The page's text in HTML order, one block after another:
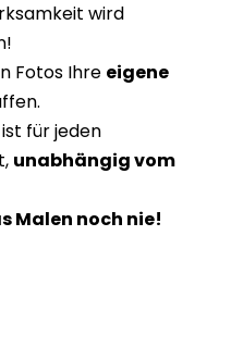
wird
Fotos Ihre eigene
für jeden
unabhängig vom
Malen noch nie!